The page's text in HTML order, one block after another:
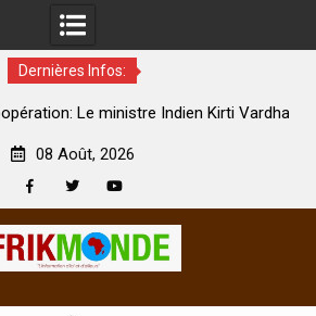
Dernières Infos:
ministre Indien Kirti Vardhan Singh à
08 Août, 2026